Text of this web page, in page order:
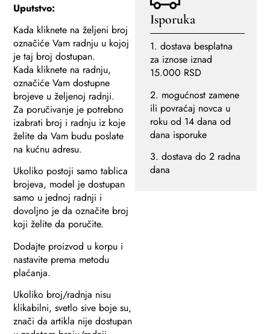
Uputstvo:
Kada kliknete na željeni broj
označiće Vam radnju u kojoj
je taj broj dostupan.
Kada kliknete na radnju,
označiće Vam dostupne
brojeve u željenoj radnji.
Za poručivanje je potrebno
izabrati broj i radnju iz koje
želite da Vam budu poslate
na kućnu adresu.
Ukoliko postoji samo tablica
brojeva, model je dostupan
samo u jednoj radnji i
dovoljno je da označite broj
koji želite da poručite.
Dodajte proizvod u korpu i
nastavite prema metodu
plaćanja.
Ukoliko broj/radnja nisu
klikabilni, svetlo sive boje su,
znači da artikla nije dostupan
Isporuka
1. dostava besplatna
za iznose iznad
15.000 RSD
2. mogućnost zamene
ili povraćaj novca u
roku od 14 dana od
dana isporuke
3. dostava do 2 radna
dana